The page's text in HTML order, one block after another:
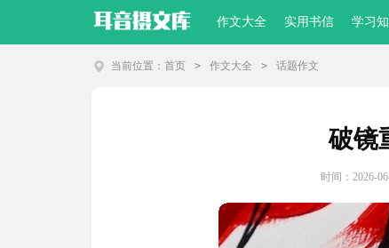
作文大全 实用书信 学习
当前位置： 首页 > 作文大全 > 话题作文
破镜
时间：2026-